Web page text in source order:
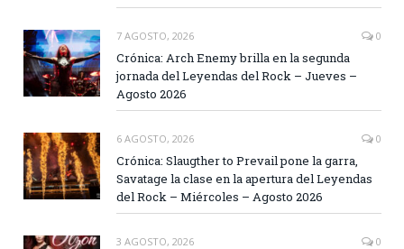
7 AGOSTO, 2026 0
Crónica: Arch Enemy brilla en la segunda
jornada del Leyendas del Rock – Jueves –
Agosto 2026
6 AGOSTO, 2026 0
Crónica: Slaugther to Prevail pone la garra,
Savatage la clase en la apertura del Leyendas
del Rock – Miércoles – Agosto 2026
3 AGOSTO, 2026 0